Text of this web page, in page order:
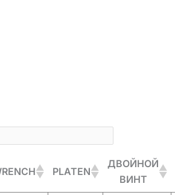
PLATEN
ДВОЙНОЙ
ВИНТ